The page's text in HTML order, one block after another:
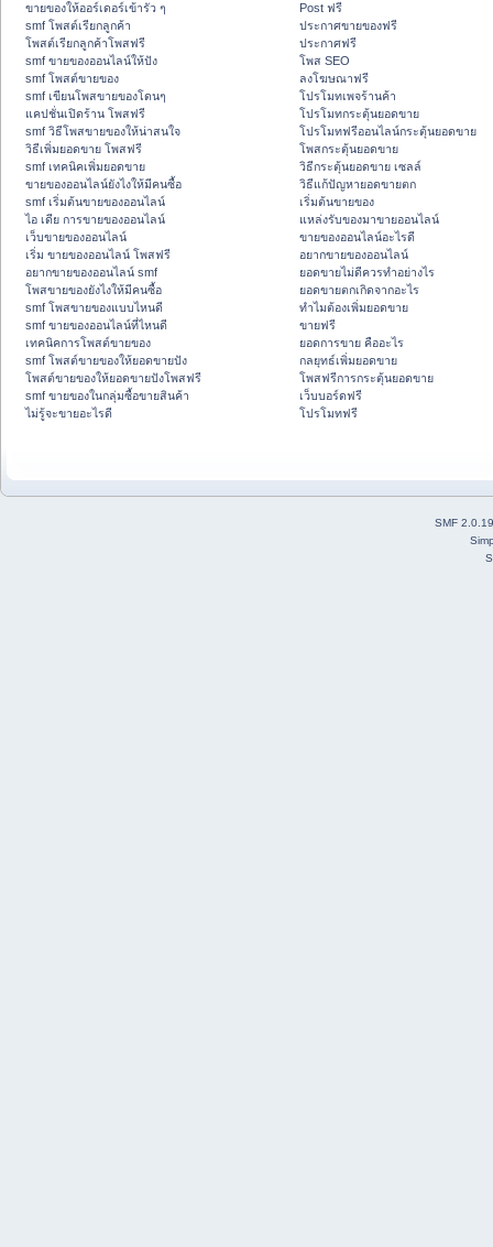
ขายของให้ออร์เดอร์เข้ารัว ๆ
smf โพสต์เรียกลูกค้า
โพสต์เรียกลูกค้าโพสฟรี
smf ขายของออนไลน์ให้ปัง
smf โพสต์ขายของ
smf เขียนโพสขายของโดนๆ
แคปชั่นเปิดร้าน โพสฟรี
smf วิธีโพสขายของให้น่าสนใจ
วิธีเพิ่มยอดขาย โพสฟรี
smf เทคนิคเพิ่มยอดขาย
ขายของออนไลน์ยังไงให้มีคนซื้อ
smf เริ่มต้นขายของออนไลน์
ไอ เดีย การขายของออนไลน์
เว็บขายของออนไลน์
เริ่ม ขายของออนไลน์ โพสฟรี
อยากขายของออนไลน์ smf
โพสขายของยังไงให้มีคนซื้อ
smf โพสขายของแบบไหนดี
smf ขายของออนไลน์ที่ไหนดี
เทคนิคการโพสต์ขายของ
smf โพสต์ขายของให้ยอดขายปัง
โพสต์ขายของให้ยอดขายปังโพสฟรี
smf ขายของในกลุ่มซื้อขายสินค้า
ไม่รู้จะขายอะไรดี
Post ฟรี
ประกาศขายของฟรี
ประกาศฟรี
โพส SEO
ลงโฆษณาฟรี
โปรโมทเพจร้านค้า
โปรโมทกระตุ้นยอดขาย
โปรโมทฟรีออนไลน์กระตุ้นยอดขาย
โพสกระตุ้นยอดขาย
วิธีกระตุ้นยอดขาย เซลล์
วิธีแก้ปัญหายอดขายตก
เริ่มต้นขายของ
แหล่งรับของมาขายออนไลน์
ขายของออนไลน์อะไรดี
อยากขายของออนไลน์
ยอดขายไม่ดีควรทำอย่างไร
ยอดขายตกเกิดจากอะไร
ทำไมต้องเพิ่มยอดขาย
ขายฟรี
ยอดการขาย คืออะไร
กลยุทธ์เพิ่มยอดขาย
โพสฟรีการกระตุ้นยอดขาย
เว็บบอร์ดฟรี
โปรโมทฟรี
SMF 2.0.19